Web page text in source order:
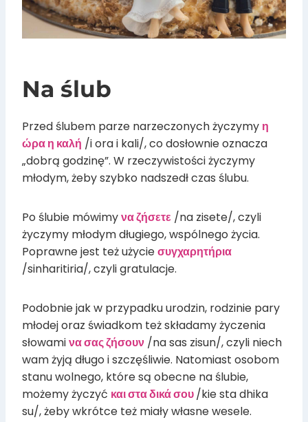
Na ślub
Przed ślubem parze narzeczonych życzymy η
ώρα η καλή /i ora i kali/, co dosłownie oznacza
„dobrą godzinę”. W rzeczywistości życzymy
młodym, żeby szybko nadszedł czas ślubu.
Po ślubie mówimyνα ζήσετε /na zisete/, czyli
życzymy młodym długiego, wspólnego życia.
Poprawne jest też użycieσυγχαρητήρια
/sinharitiria/, czyli gratulacje.
Podobnie jak w przypadku urodzin, rodzinie pary
młodej oraz świadkom też składamy życzenia
słowamiνα σας ζήσουν /na sas zisun/, czyli niech
wam żyją długo i szczęśliwie. Natomiast osobom
stanu wolnego, które są obecne na ślubie,
możemy życzyć και στα δικά σου/kie sta dhika
su/, żeby wkrótce też miały własne wesele.